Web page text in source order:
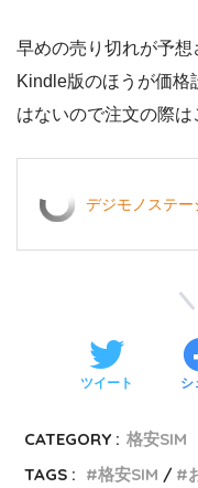
早めの売り切れが予想
Kindle版のほうが価格
はないので注文の際は
デジモノステ
ツイート シ
CATEGORY : 格安SIM
TAGS :
格安SIM